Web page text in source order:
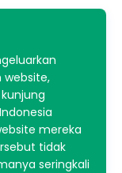
website,
mereka
tidak
seringkali